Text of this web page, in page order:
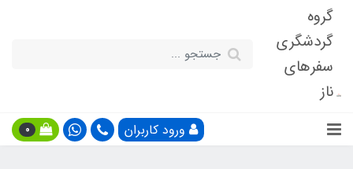
گروه
گردشگری
سفرهای
ناز
ورود کاربران 0